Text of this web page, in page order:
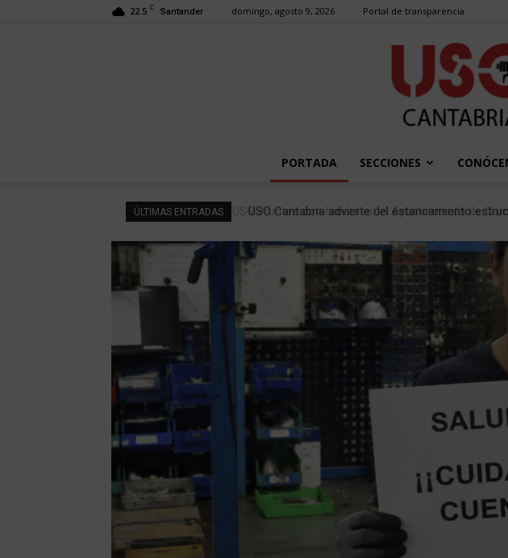
22.5 C Santander domingo, agosto 9, 2026 Portal de transparencia
PORTADA SECCIONES
ÚLTIMAS ENTRADAS USO Cantabria advierte del estancamiento